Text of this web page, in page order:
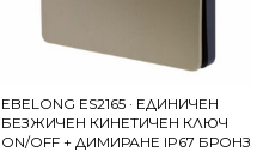
EBELONG ES2165 · ЕДИНИЧЕН
БЕЗЖИЧЕН КИНЕТИЧЕН КЛЮЧ
ON/OFF + ДИМИРАНЕ IP67 БРОНЗ